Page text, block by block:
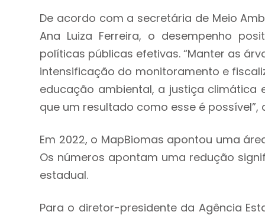
De acordo com a secretária de Meio
Ana Luiza Ferreira, o desempenho
políticas públicas efetivas. “Manter as
intensificação do monitoramento e
educação ambiental, a justiça climática
que um resultado como esse é possível”,
Em 2022, o MapBiomas apontou uma
Os números apontam uma redução
estadual.
Para o diretor-presidente da Agência